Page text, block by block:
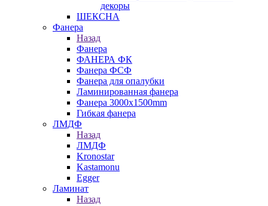
декоры
ШЕКСНА
Фанера
Назад
Фанера
ФАНЕРА ФК
Фанера ФСФ
Фанера для опалубки
Ламинированная фанера
Фанера 3000х1500mm
Гибкая фанера
ЛМДФ
Назад
ЛМДФ
Kronostar
Kastamonu
Egger
Ламинат
Назад